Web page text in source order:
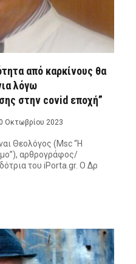
από καρκίνους θα
λόγω
στην covid εποχή”
Οκτωβρίου 2023
Θεολόγος (Msc “Η
αρθρογράφος/
του iPorta.gr. Ο Δρ